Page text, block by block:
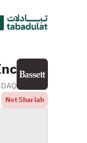
Not Shariah